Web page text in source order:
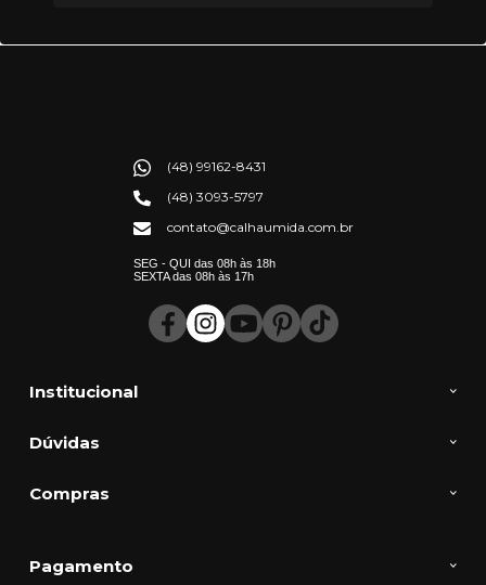
Institucional
Dúvidas
Compras
(48) 99162-8431
(48) 3093-5797
contato@calhaumida.com.br
SEG - QUI das 08h às 18h
SEXTA das 08h às 17h
Pagamento